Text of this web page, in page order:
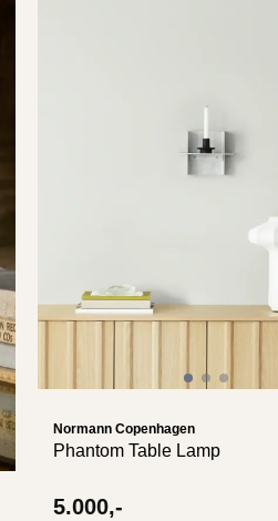
Normann Copenhagen
Phantom Table Lamp
5.000,-